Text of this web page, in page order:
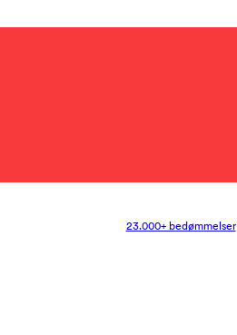
23.000+ bedømmelser